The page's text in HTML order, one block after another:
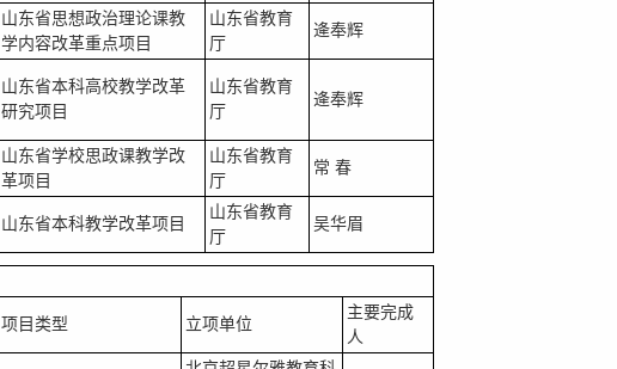
山东省思想政治理论课教
学内容改革重点项目
山东省教育
厅
逄奉辉
山东省本科高校教学改革
研究项目
山东省教育
厅
逄奉辉
山东省学校思政课教学改
革项目
山东省教育
厅
常 春
山东省本科教学改革项目
山东省教育
厅
吴华眉
项目类型 立项单位
主要完成
人